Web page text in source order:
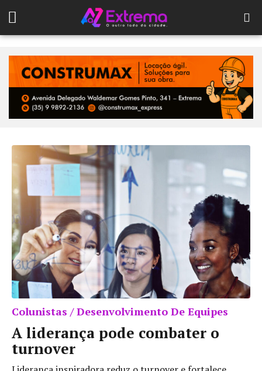
Colunistas / Desenvolvimento De Equipes
A liderança pode combater o
turnover